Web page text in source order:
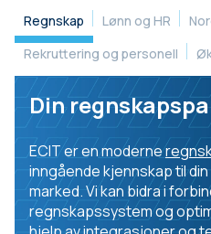
Regnskap
Din
ECIT er en moderne
inngående kjennskap til
marked. Vi kan bidra i
regnskapssystem og
Lønn og HR
Rekruttering og personell